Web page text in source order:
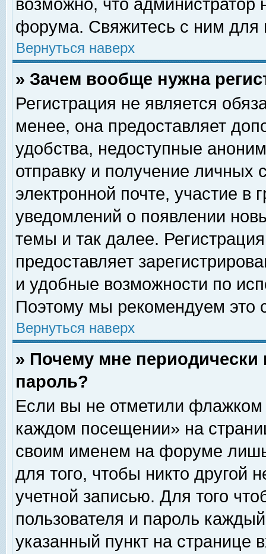
возможно, что
форума. Свяжитесь с ним для
Вернуться наверх
» Зачем вообще нужна
Регистрация не является
менее, она предоставляет
удобства, недоступные
отправку и получение личных
электронной почте, участие в
уведомлений о появлении
темы и так далее.
предоставляет
и удобные возможности по
Поэтому мы рекомендуем это
Вернуться наверх
» Почему мне
пароль?
Если вы не отметили флажком
каждом посещении» на
своим именем на форуме
для того, чтобы никто другой
учетной записью. Для того
пользователя и пароль
указанный пункт на